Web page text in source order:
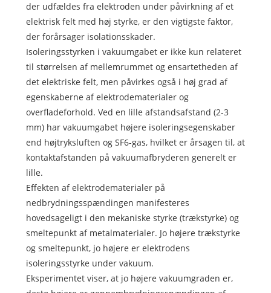
der udfældes fra elektroden under påvirkning af et
elektrisk felt med høj styrke, er den vigtigste faktor,
der forårsager isolationsskader.
Isoleringsstyrken i vakuumgabet er ikke kun relateret
til størrelsen af ​​mellemrummet og ensartetheden af ​​
det elektriske felt, men påvirkes også i høj grad af
egenskaberne af elektrodematerialer og
overfladeforhold. Ved en lille afstandsafstand (2-3
mm) har vakuumgabet højere isoleringsegenskaber
end højtryksluften og SF6-gas, hvilket er årsagen til, at
kontaktafstanden på vakuumafbryderen generelt er
lille.
Effekten af ​​elektrodematerialer på
nedbrydningsspændingen manifesteres
hovedsageligt i den mekaniske styrke (trækstyrke) og
smeltepunkt af metalmaterialer. Jo højere trækstyrke
og smeltepunkt, jo højere er elektrodens
isoleringsstyrke under vakuum.
Eksperimentet viser, at jo højere vakuumgraden er,